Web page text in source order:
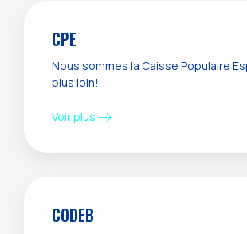
CPE
Nous sommes la Caisse Populaire
plus loin!
Voir plus
CODEB